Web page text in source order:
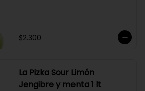
$2.300
La Pizka Sour Limón
Jengibre y menta 1 lt